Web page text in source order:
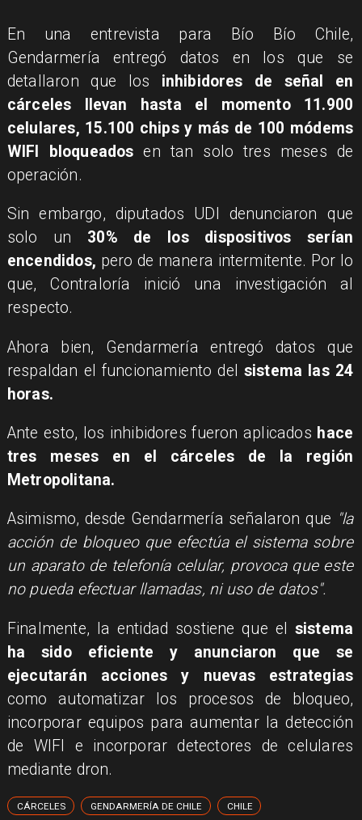
En una entrevista para Bío Bío Chile,
Gendarmería entregó datos en los que se
detallaron que los inhibidores de señal en
cárceles llevan hasta el momento 11.900
celulares, 15.100 chips y más de 100 módems
WIFI bloqueados en tan solo tres meses de
operación.
Sin embargo, diputados UDI denunciaron que
solo un 30% de los dispositivos serían
encendidos, pero de manera intermitente. Por lo
que, Contraloría inició una investigación al
respecto.
Ahora bien, Gendarmería entregó datos que
respaldan el funcionamiento del sistema las 24
horas.
Ante esto, los inhibidores fueron aplicados hace
tres meses en el cárceles de la región
Metropolitana.
Asimismo, desde Gendarmería señalaron que "la
acción de bloqueo que efectúa el sistema sobre
un aparato de telefonía celular, provoca que este
no pueda efectuar llamadas, ni uso de datos".
Finalmente, la entidad sostiene que el sistema
ha sido eficiente y anunciaron que se
ejecutarán acciones y nuevas estrategias
como automatizar los procesos de bloqueo,
incorporar equipos para aumentar la detección
de WIFI e incorporar detectores de celulares
mediante dron.
CÁRCELES GENDARMERÍA DE CHILE CHILE